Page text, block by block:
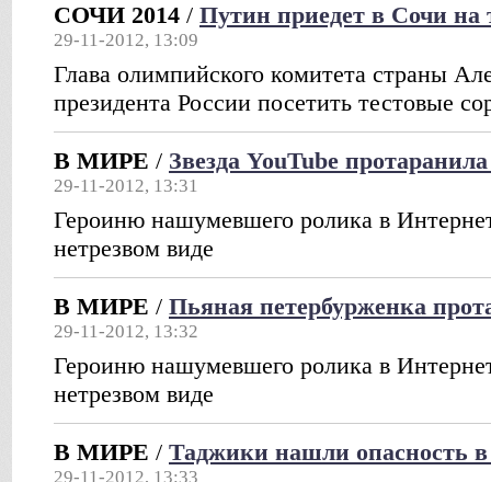
СОЧИ 2014 / Путин приедет в Сочи на
29-11-2012, 13:09
Глава олимпийского комитета страны
президента России посетить тестовые
В МИРЕ / Звезда YouTube
29-11-2012, 13:31
Героиню нашумевшего ролика в
нетрезвом виде
В МИРЕ / Пьяная петербурженка
29-11-2012, 13:32
Героиню нашумевшего ролика в
нетрезвом виде
В МИРЕ / Таджики нашли опасность в
29-11-2012, 13:33